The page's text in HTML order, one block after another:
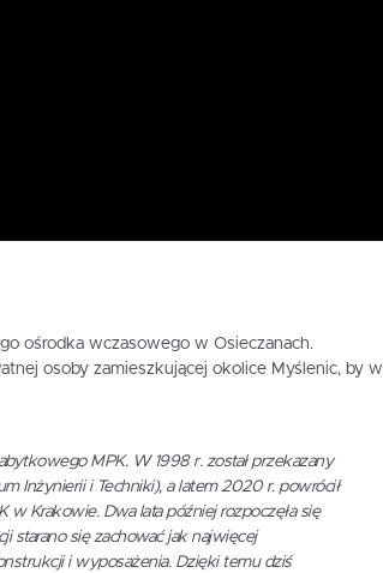
ośrodka wczasowego w Osieczanach.
osoby zamieszkującej okolice Myślenic, by w
MPK. W 1998 r. został przekazany
Inżynierii i Techniki), a latem 2020 r. powrócił
Krakowie. Dwa lata później rozpoczęła się
starano się zachować jak najwięcej
i wyposażenia. Dzięki temu dziś